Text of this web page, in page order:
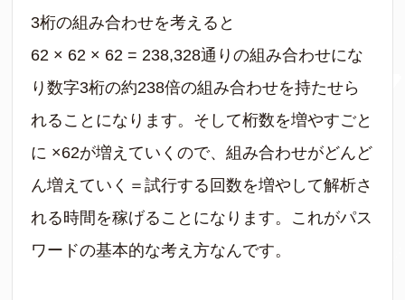
3桁の組み合わせを考えると
62 × 62 × 62 = 238,328通りの組み合わせにな
り数字3桁の約238倍の組み合わせを持たせら
れることになります。そして桁数を増やすごと
に ×62が増えていくので、組み合わせがどんど
ん増えていく＝試行する回数を増やして解析さ
れる時間を稼げることになります。これがパス
ワードの基本的な考え方なんです。